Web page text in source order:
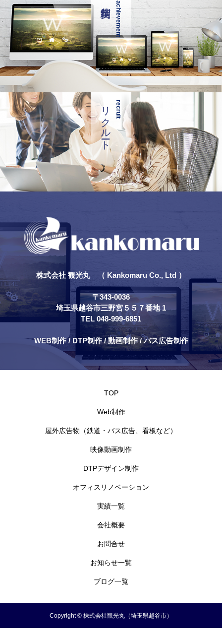
achievement
recruit
リクルート
株式会社 観光丸 （ Kankomaru Co., Ltd ）
〒343-0036
埼玉県越谷市三野宮５５７番地 1
TEL 048-999-6851
WEB制作 / DTP制作 / 動画制作 / バス広告制作
TOP
Web制作
屋外広告物（鉄道・バス広告、看板など）
映像動画制作
DTPデザイン制作
オフィスリノベーション
実績一覧
会社概要
お問合せ
お知らせ一覧
ブログ一覧
Copyright © 株式会社観光丸（埼玉県越谷市）